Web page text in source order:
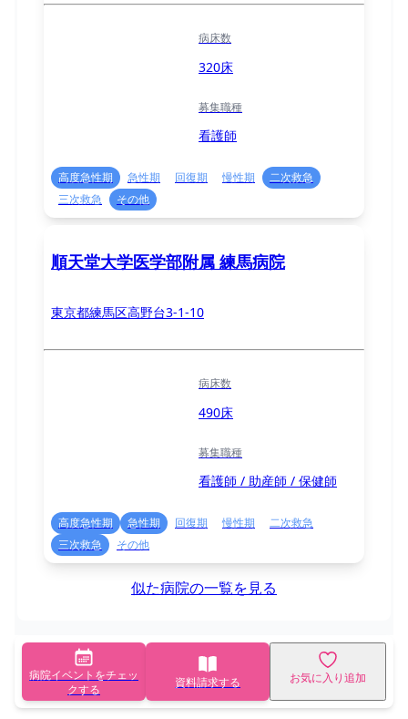
病床数
320床
募集職種
看護師
高度急性期 急性期 回復期 慢性期
二次救急
三次救急
その他
順天堂大学医学部附属 練馬病院
東京都練馬区高野台3-1-10
病床数
490床
募集職種
看護師 / 助産師 / 保健師
高度急性期 急性期 回復期 慢性期
二次救急
三次救急
その他
似た病院の一覧を見る
病院イベントをチェッ
クする
資料請求する お気に入り追加